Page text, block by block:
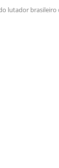
lutador